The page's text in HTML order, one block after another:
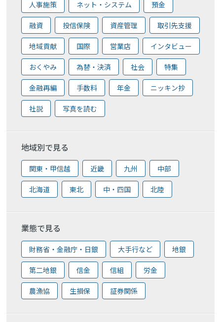
人事施策 ネット・システム 預金
融資 投信保険 資産管理 取引先支援
地域貢献 国際 営業店 インタビュー
おくやみ 為替・決済 社会 特集
金融再編 手数料 年金 ニッキン抄
社説 写真を読む
地域別で見る
関東・甲信越 近畿 九州 中部
北海道 東北 中・四国 北陸
業態で見る
財務省・金融庁・日銀 大手行など 地銀
第二地銀 信金 信組 労金
農漁協 生損保 証券関係